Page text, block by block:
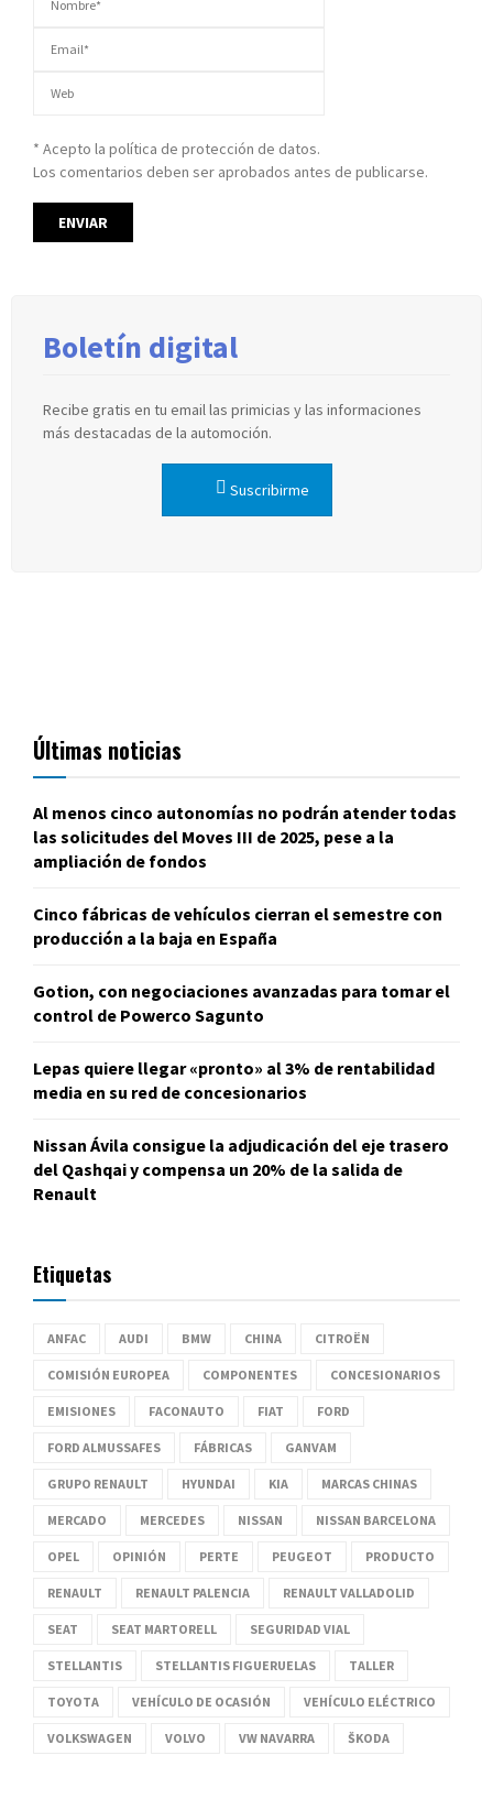
* Acepto la política de protección de datos.
Los comentarios deben ser aprobados antes de publicarse.
Boletín digital
Recibe gratis en tu email las primicias y las informaciones
más destacadas de la automoción.
Suscribirme
Últimas noticias
Al menos cinco autonomías no podrán atender todas
las solicitudes del Moves III de 2025, pese a la
ampliación de fondos
Cinco fábricas de vehículos cierran el semestre con
producción a la baja en España
Gotion, con negociaciones avanzadas para tomar el
control de Powerco Sagunto
Lepas quiere llegar «pronto» al 3% de rentabilidad
media en su red de concesionarios
Nissan Ávila consigue la adjudicación del eje trasero
del Qashqai y compensa un 20% de la salida de
Renault
Etiquetas
ANFAC AUDI BMW CHINA CITROËN
COMISIÓN EUROPEA COMPONENTES CONCESIONARIOS
EMISIONES FACONAUTO FIAT FORD
FORD ALMUSSAFES FÁBRICAS GANVAM
GRUPO RENAULT HYUNDAI KIA MARCAS CHINAS
MERCADO MERCEDES NISSAN NISSAN BARCELONA
OPEL OPINIÓN PERTE PEUGEOT PRODUCTO
RENAULT RENAULT PALENCIA RENAULT VALLADOLID
SEAT SEAT MARTORELL SEGURIDAD VIAL
STELLANTIS STELLANTIS FIGUERUELAS TALLER
TOYOTA VEHÍCULO DE OCASIÓN VEHÍCULO ELÉCTRICO
VOLKSWAGEN VOLVO VW NAVARRA ŠKODA